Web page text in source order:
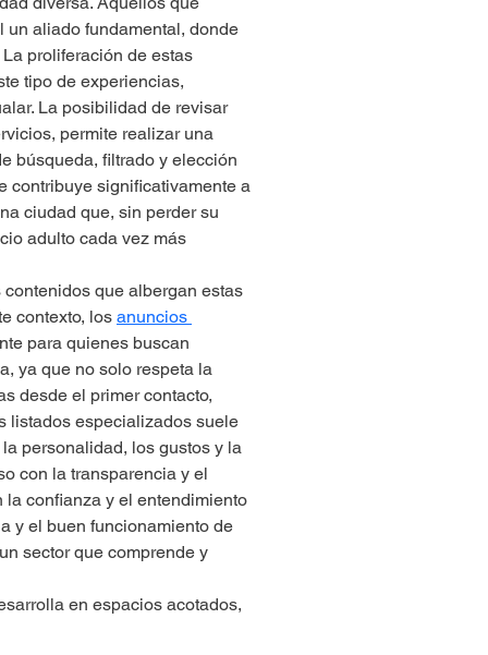
un aliado fundamental, donde
proliferación de estas
tipo de experiencias,
La posibilidad de revisar
permite realizar una
búsqueda, filtrado y elección
contribuye significativamente a
ciudad que, sin perder su
adulto cada vez más
que albergan estas
contexto, los anuncios
para quienes buscan
ya que no solo respeta la
desde el primer contacto,
listados especializados suele
personalidad, los gustos y la
con la transparencia y el
confianza y el entendimiento
y el buen funcionamiento de
sector que comprende y
en espacios acotados,